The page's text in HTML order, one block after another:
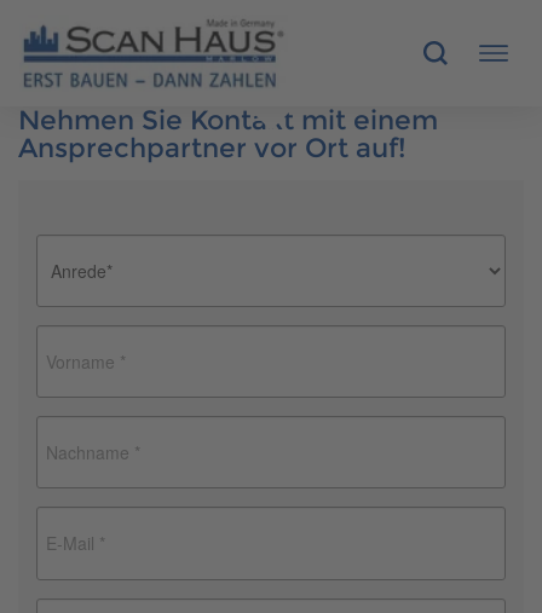
HÄUSER
SCANHAUS-VORTEILE
ÜBER UNS
KONTAKT
Brauchen Sie Hilfe?
038221 4000
Nehmen Sie Kontakt mit einem
Ansprechpartner vor Ort auf!